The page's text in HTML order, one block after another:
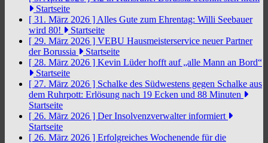
Startseite
[ 31. März 2026 ] Alles Gute zum Ehrentag: Willi Seebauer
wird 80!
Startseite
[ 29. März 2026 ] VEBU Hausmeisterservice neuer Partner
der Borussia
Startseite
[ 28. März 2026 ] Kevin Lüder hofft auf „alle Mann an Bord“
Startseite
[ 27. März 2026 ] Schalke des Südwestens gegen Schalke aus
dem Ruhrpott: Erlösung nach 19 Ecken und 88 Minuten
Startseite
[ 26. März 2026 ] Der Insolvenzverwalter informiert
Startseite
[ 26. März 2026 ] Erfolgreiches Wochenende für die